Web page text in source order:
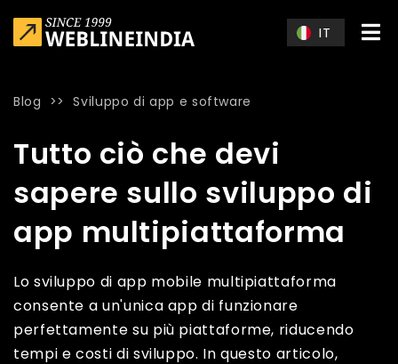
IT
Blog >>Sviluppo di app e software
Tutto ciò che devi
sapere sullo sviluppo di
app multipiattaforma
Lo sviluppo di app mobile multipiattaforma
consente a un'unica app di funzionare
perfettamente su più piattaforme, riducendo
tempi e costi di sviluppo. In questo articolo,